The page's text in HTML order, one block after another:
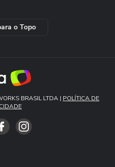
o Topo
BRASIL LTDA | POLÍTICA DE